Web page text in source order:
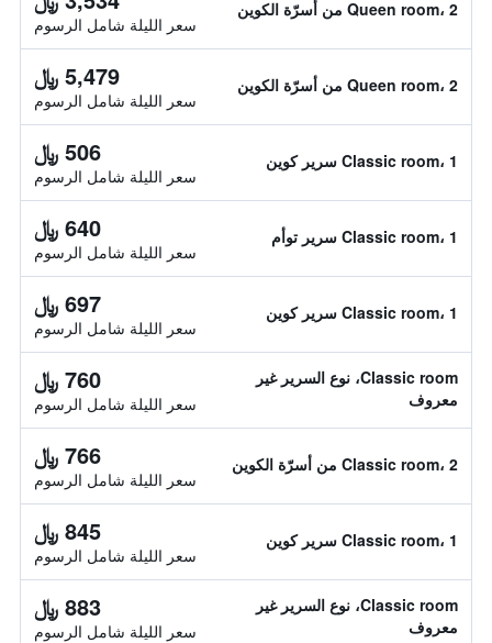
Queen room، 2 من أسرّة الكوين
سعر الليلة شامل الرسوم
Queen room، 2 من أسرّة الكوين 5,479 ﷼
سعر الليلة شامل الرسوم
Classic room، 1 سرير كوين 506 ﷼
سعر الليلة شامل الرسوم
Classic room، 1 سرير توأم 640 ﷼
سعر الليلة شامل الرسوم
Classic room، 1 سرير كوين 697 ﷼
سعر الليلة شامل الرسوم
Classic room، نوع السرير غير
معروف
760 ﷼
سعر الليلة شامل الرسوم
Classic room، 2 من أسرّة الكوين 766 ﷼
سعر الليلة شامل الرسوم
Classic room، 1 سرير كوين 845 ﷼
سعر الليلة شامل الرسوم
Classic room، نوع السرير غير
معروف
883 ﷼
سعر الليلة شامل الرسوم